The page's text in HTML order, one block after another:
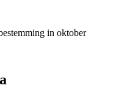
in oktober